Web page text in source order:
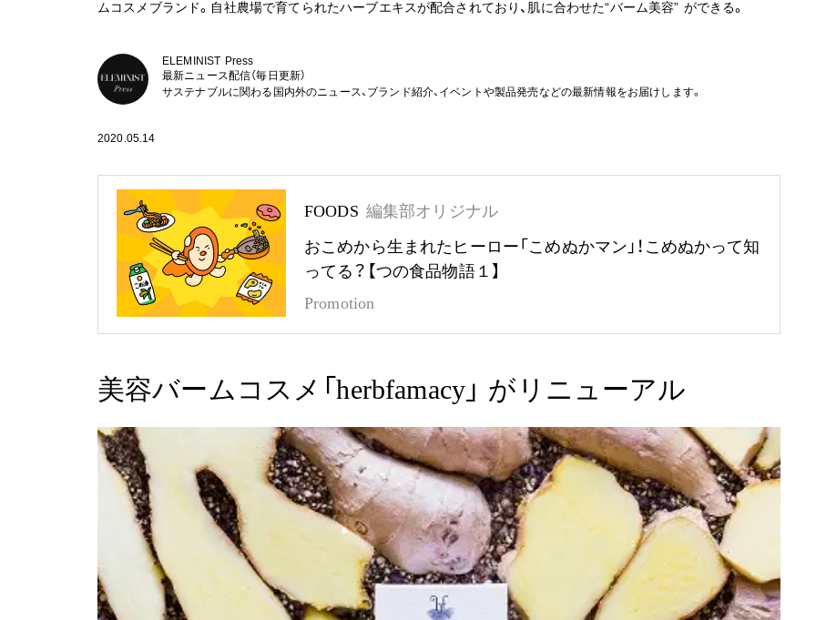
ムコスメブランド。自社農場で育てられたハーブエキスが配合されており、肌に合わせた“バーム美容” ができる。
ELEMINIST Press
最新ニュース配信（毎日更新）
サステナブルに関わる国内外のニュース、ブランド紹介、イベントや製品発売などの最新情報をお届けします。
2020.05.14
FOODS 編集部オリジナル
おこめから生まれたヒーロー「こめぬかマン」！こめぬかって知
ってる？【つの食品物語１】
Promotion
美容バームコスメ「herbfamacy」 がリニューアル